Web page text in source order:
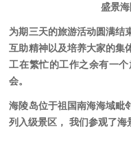
盛景
为期三天的旅游活动圆满结
互助精神以及培养大家的集
工在繁忙的工作之余有一个
会。
海陵岛位于祖国南海海域毗
列入级景区， 我们参观了海